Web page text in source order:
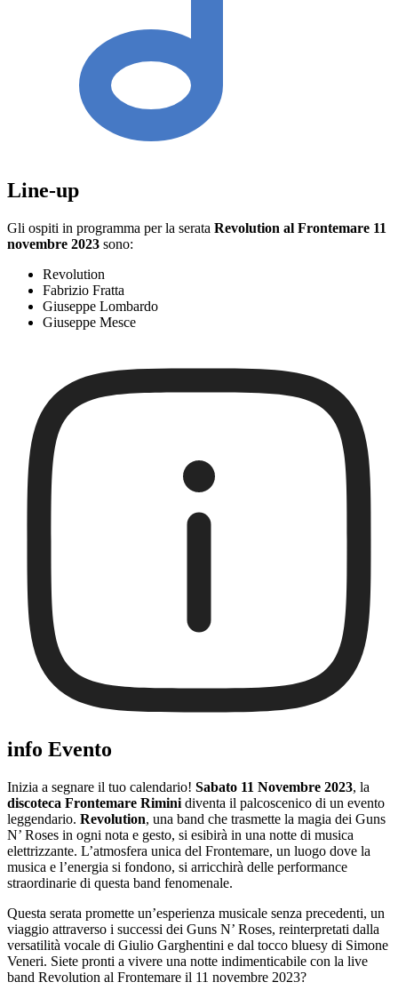
Line-up
Gli ospiti in programma per la serata Revolution al Frontemare 11
novembre 2023 sono:
Revolution
Fabrizio Fratta
Giuseppe Lombardo
Giuseppe Mesce
info Evento
Inizia a segnare il tuo calendario! Sabato 11 Novembre 2023, la
discoteca Frontemare Rimini diventa il palcoscenico di un evento
leggendario. Revolution, una band che trasmette la magia dei Guns
N’ Roses in ogni nota e gesto, si esibirà in una notte di musica
elettrizzante. L’atmosfera unica del Frontemare, un luogo dove la
musica e l’energia si fondono, si arricchirà delle performance
straordinarie di questa band fenomenale.
Questa serata promette un’esperienza musicale senza precedenti, un
viaggio attraverso i successi dei Guns N’ Roses, reinterpretati dalla
versatilità vocale di Giulio Garghentini e dal tocco bluesy di Simone
Veneri. Siete pronti a vivere una notte indimenticabile con la live
band Revolution al Frontemare il 11 novembre 2023?